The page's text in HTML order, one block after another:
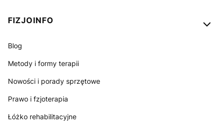
FIZJOINFO
Blog
Metody i formy terapii
Nowości i porady sprzętowe
Prawo i fzjoterapia
Łóżko rehabilitacyjne